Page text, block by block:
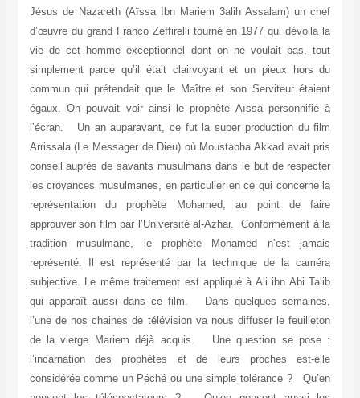
Jésus de Nazareth (Aïssa Ibn Mariem 3alih Assalam) un chef
d’œuvre du grand Franco Zeffirelli tourné en 1977 qui dévoila la
vie de cet homme exceptionnel dont on ne voulait pas, tout
simplement parce qu’il était clairvoyant et un pieux hors du
commun qui prétendait que le Maître et son Serviteur étaient
égaux. On pouvait voir ainsi le prophète Aïssa personnifié à
l’écran. Un an auparavant, ce fut la super production du film
Arrissala (Le Messager de Dieu) où Moustapha Akkad avait pris
conseil auprès de savants musulmans dans le but de respecter
les croyances musulmanes, en particulier en ce qui concerne la
représentation du prophète Mohamed, au point de faire
approuver son film par l’Université al-Azhar. Conformément à la
tradition musulmane, le prophète Mohamed n’est jamais
représenté. Il est représenté par la technique de la caméra
subjective. Le même traitement est appliqué à Ali ibn Abi Talib
qui apparaît aussi dans ce film. Dans quelques semaines,
l’une de nos chaines de télévision va nous diffuser le feuilleton
de la vierge Mariem déjà acquis. Une question se pose :
l’incarnation des prophètes et de leurs proches est-elle
considérée comme un Péché ou une simple tolérance ? Qu’en